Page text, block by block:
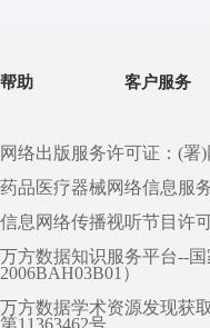
帮助 客户服务
网络出版服务许可证：(署
药品医疗器械网络信息服
信息网络传播视听节目许
万方数据知识服务平台--
2006BAH03B01）
万方数据学术资源发现获
第11363462号